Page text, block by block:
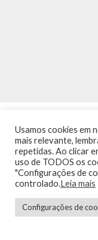
INÍCIO NOTÍCIAS
TERMOS
Usamos cookies em
mais relevante,
repetidas. Ao clicar
uso de TODOS os
"Configurações de
controlado.Leia mais
Configurações de